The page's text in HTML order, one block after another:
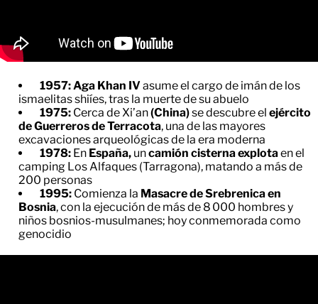
1957: Aga Khan IVasume el cargo de imán de los
ismaelitas shiíes, tras la muerte de su abuelo
1975: Cerca de Xi’an(China)se descubre el ejército
de Guerreros de Terracota, una de las mayores
excavaciones arqueológicas de la era moderna
1978: En España, uncamión cisterna explotaen el
camping Los Alfaques (Tarragona), matando a más de
200 personas
1995: Comienza la Masacre de Srebrenica en
Bosnia, con la ejecución de más de 8 000 hombres y
niños bosnios-musulmanes; hoy conmemorada como
genocidio